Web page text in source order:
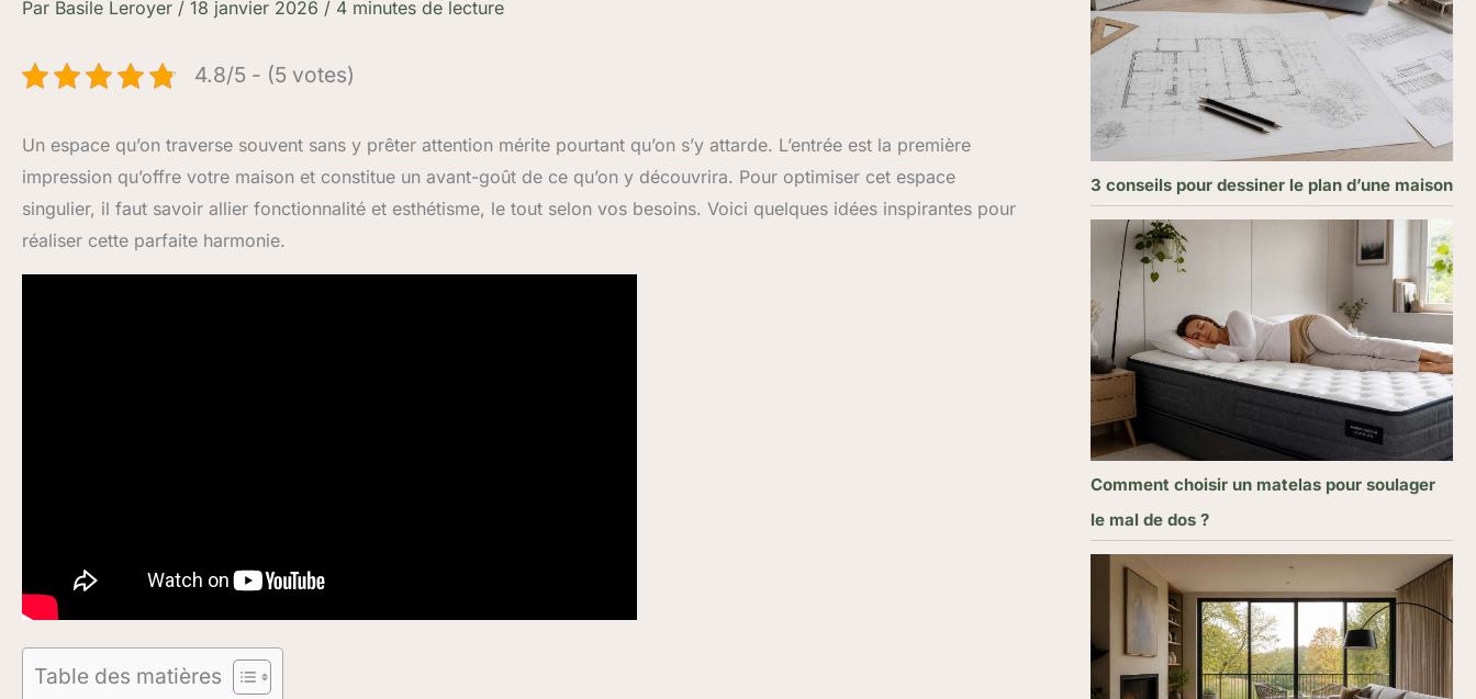
Par Basile Leroyer / 18 janvier 2026 / 4 minutes de lecture
4.8/5 - (5 votes)
Un espace qu’on traverse souvent sans y prêter attention mérite pourtant qu’on s’y attarde. L’entrée est la première
impression qu’offre votre maison et constitue un avant-goût de ce qu’on y découvrira. Pour optimiser cet espace
singulier, il faut savoir allier fonctionnalité et esthétisme, le tout selon vos besoins. Voici quelques idées inspirantes pour
réaliser cette parfaite harmonie.
Table des matières
3 conseils pour dessiner le plan d’une maison
Comment choisir un matelas pour soulager
le mal de dos ?